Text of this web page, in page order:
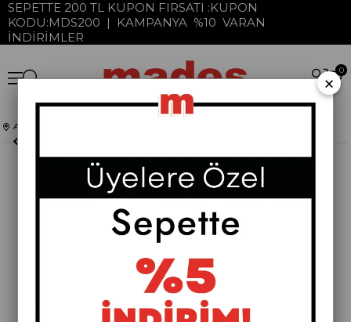
SEPETTE 200 TL KUPON FIRSATI :KUPON
KODU:MDS200 | KAMPANYA %10 VARAN
İNDİRİMLER
0
Anasayfa
×